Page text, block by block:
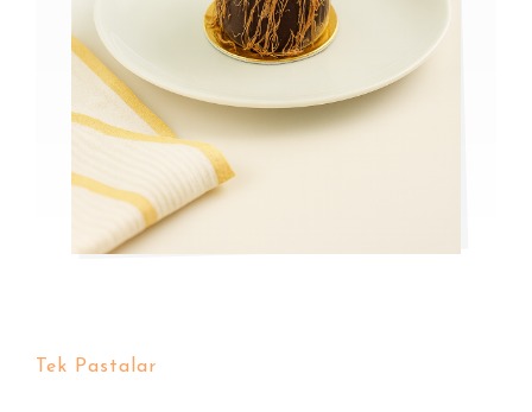
Tek Pastalar